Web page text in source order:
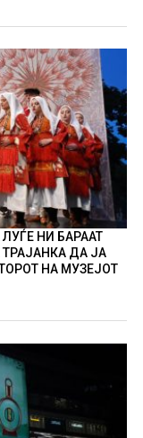
НИ БАРААТ
ДА ЈА
НА МУЗЕЈОТ